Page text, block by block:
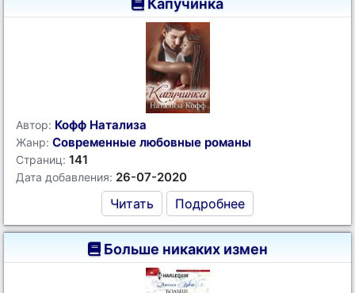
Капучинка
Автор: Кофф Натализа
Жанр: Современные любовные романы
Страниц: 141
Дата добавления: 26-07-2020
Читать Подробнее
Больше никаких измен